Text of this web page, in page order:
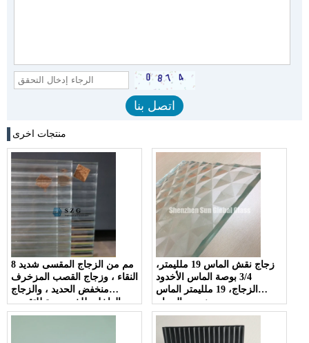
منتجات اخرى
8 مم من الزجاج المقسى شديد
النقاء ، وزجاج القصب المزخرف
منخفض الحديد ، والزجاج
الداخلي للخصوصية للتقسيم
والحمام
زجاج نقش الماس 19 ملليمتر،
3/4 بوصة الماس الأخدود
الزجاج، 19 ملليمتر الماس
منحوت الزجاج